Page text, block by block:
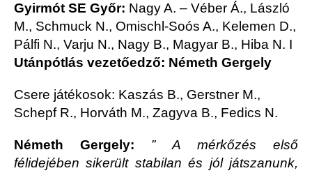
Gyirmót SE Győr: Nagy A. – Véber Á., László
M., Schmuck N., Omischl-Soós A., Kelemen D.,
Pálfi N., Varju N., Nagy B., Magyar B., Hiba N. I
Utánpótlás vezetőedző: Németh Gergely
Csere játékosok: Kaszás B., Gerstner M.,
Schepf R., Horváth M., Zagyva B., Fedics N.
Németh Gergely: ” A mérkőzés első
félidejében sikerült stabilan és jól játszanunk,